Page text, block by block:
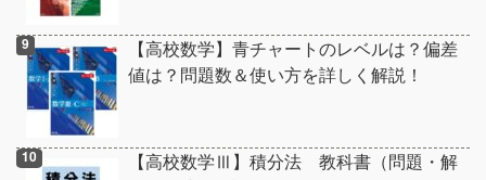
【高校数学】青チャートのレベルは？偏差
値は？問題数＆使い方を詳しく解説！
【高校数学Ⅲ】積分法 教科書（問題・解